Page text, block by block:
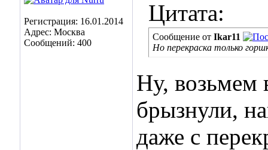
Регистрация: 16.01.2014
Адрес: Москва
Сообщений: 400
Цитата:
Сообщение от Ikar11
Но перекраска только
Ну, возьмем
брызнули,
даже с